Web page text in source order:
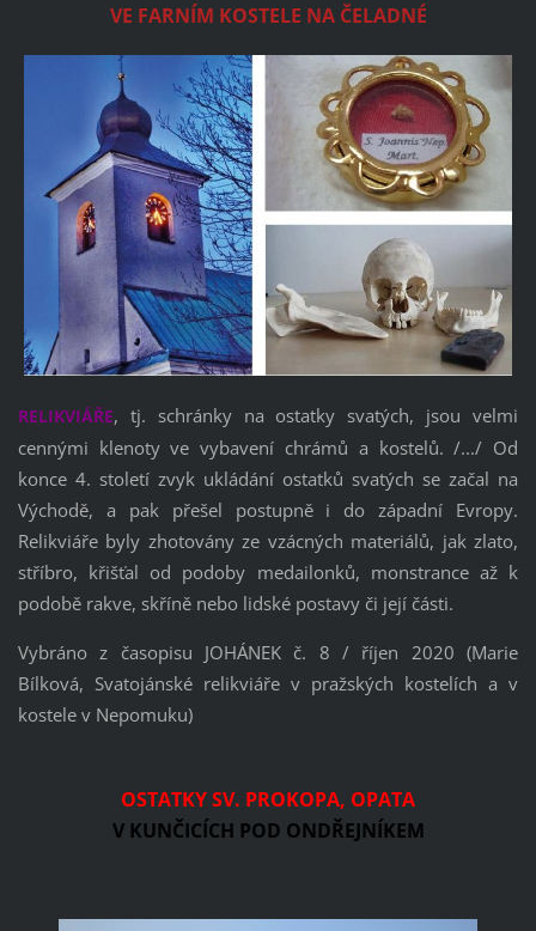
VE FARNÍM KOSTELE NA ČELADNÉ
RELIKVIÁŘE, tj. schránky na ostatky svatých, jsou velmi
cennými klenoty ve vybavení chrámů a kostelů. /.../ Od
konce 4. století zvyk ukládání ostatků svatých se začal na
Východě, a pak přešel postupně i do západní Evropy.
Relikviáře byly zhotovány ze vzácných materiálů, jak zlato,
stříbro, křišťal od podoby medailonků, monstrance až k
podobě rakve, skříně nebo lidské postavy či její části.
Vybráno z časopisu JOHÁNEK č. 8 / říjen 2020 (Marie
Bílková, Svatojánské relikviáře v pražských kostelích a v
kostele v Nepomuku)
OSTATKY SV. PROKOPA, OPATA
V KUNČICÍCH POD ONDŘEJNÍKEM